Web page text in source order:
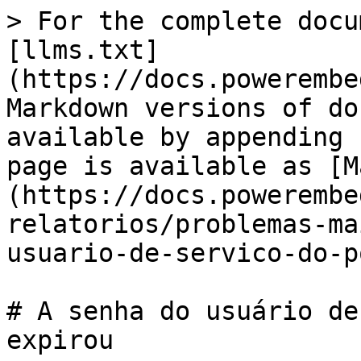
> For the complete
[llms.txt]
(https://
Markdown versions of
available by
page is available as
(https://
relatorios/problemas-
usuario-de-servico-do-
# A senha do usuário
expirou